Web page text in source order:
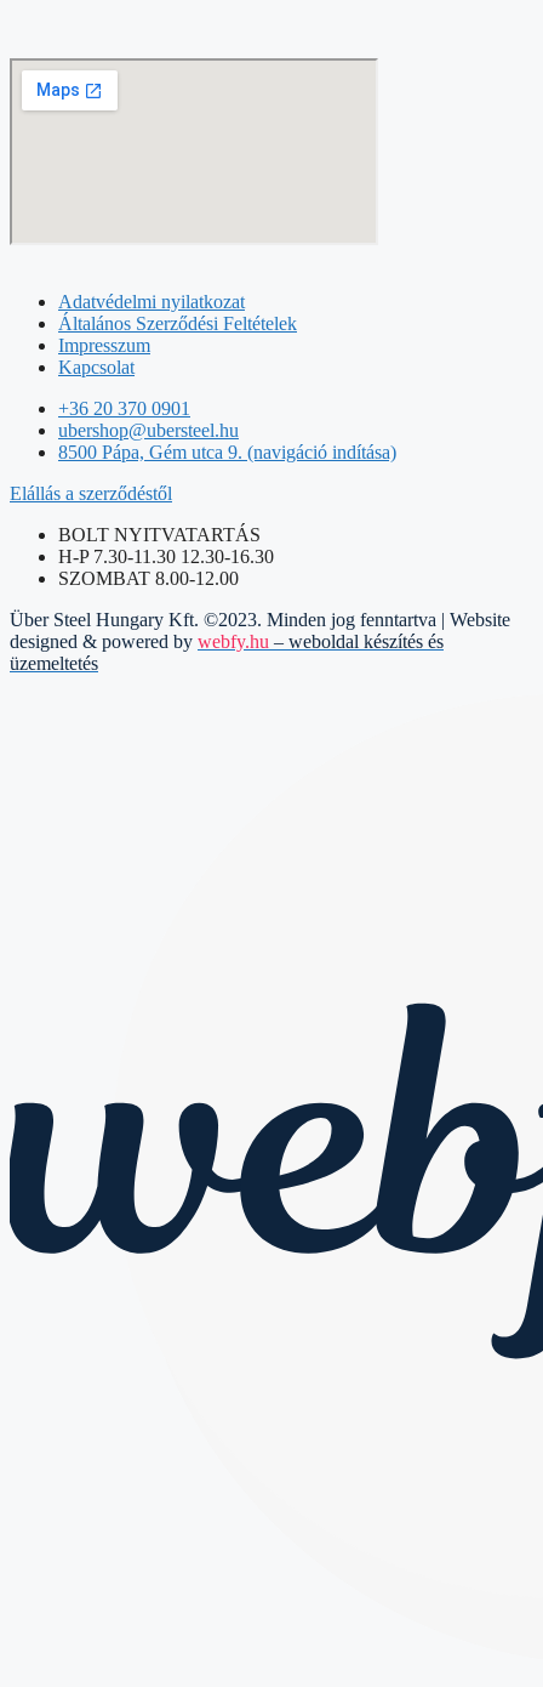
Adatvédelmi nyilatkozat
Általános Szerződési Feltételek
Impresszum
Kapcsolat
+36 20 370 0901
ubershop@ubersteel.hu
8500 Pápa, Gém utca 9. (navigáció indítása)
Elállás a szerződéstől
BOLT NYITVATARTÁS
H-P 7.30-11.30 12.30-16.30
SZOMBAT 8.00-12.00
Über Steel Hungary Kft. ©2023. Minden jog fenntartva | Website
designed & powered by webfy.hu – weboldal készítés és
üzemeltetés